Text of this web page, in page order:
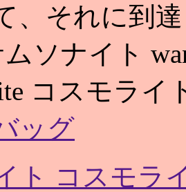
、それに到
ソナイト
コスモライ
ッグ
ト コスモラ